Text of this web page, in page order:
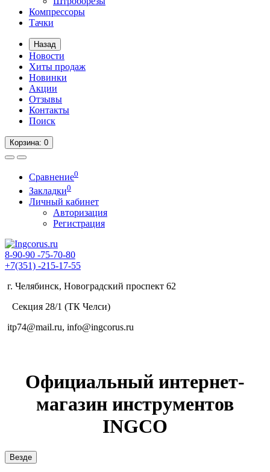
Компрессоры
Тачки
Назад
Новости
Хиты продаж
Новинки
Акции
Отзывы
Контакты
Поиск
Корзина: 0
Сравнение0
Закладки0
Личный кабинет
Авторизация
Регистрация
8-90-90 -75-70-80
+7(351) -215-17-55
г. Челябинск, Новоградский проспект 62
Секция 28/1 (ТК Челси)
itp74@mail.ru, info@ingcorus.ru
Официальный интернет-
магазин инструментов
INGCO
Везде